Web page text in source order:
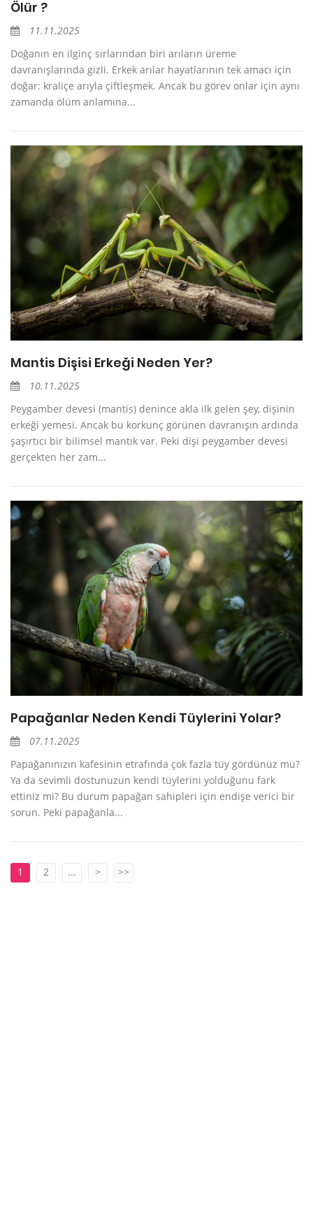
Ölür ?
11.11.2025
Doğanın en ilginç sırlarından biri arıların üreme
davranışlarında gizli. Erkek arılar hayatlarının tek amacı için
doğar: kraliçe arıyla çiftleşmek. Ancak bu görev onlar için aynı
zamanda ölüm anlamına...
Mantis Dişisi Erkeği Neden Yer?
10.11.2025
Peygamber devesi (mantis) denince akla ilk gelen şey, dişinin
erkeği yemesi. Ancak bu korkunç görünen davranışın ardında
şaşırtıcı bir bilimsel mantık var. Peki dişi peygamber devesi
gerçekten her zam...
Papağanlar Neden Kendi Tüylerini Yolar?
07.11.2025
Papağanınızın kafesinin etrafında çok fazla tüy gördünüz mü?
Ya da sevimli dostunuzun kendi tüylerini yolduğunu fark
ettiniz mi? Bu durum papağan sahipleri için endişe verici bir
sorun. Peki papağanla...
1 2 ... > >>